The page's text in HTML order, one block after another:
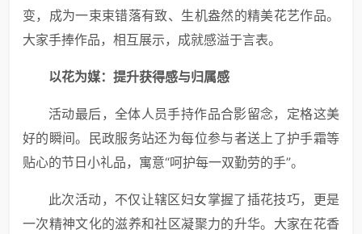
变，成为一束束错落有致、生机盎然的精美花艺作品。
大家手捧作品，相互展示，成就感溢于言表。
以花为媒：提升获得感与归属感
活动最后，全体人员手持作品合影留念，定格这美
好的瞬间。民政服务站还为每位参与者送上了护手霜等
贴心的节日小礼品，寓意“呵护每一双勤劳的手”。
此次活动，不仅让辖区妇女掌握了插花技巧，更是
一次精神文化的滋养和社区凝聚力的升华。大家在花香